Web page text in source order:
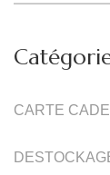
CARTE